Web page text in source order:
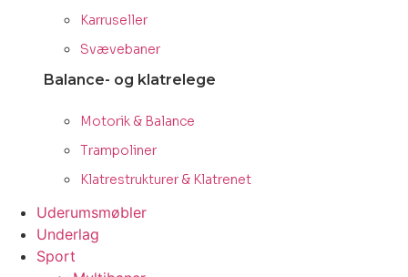
Karruseller
Svævebaner
Balance- og klatrelege
Motorik & Balance
Trampoliner
Klatrestrukturer & Klatrenet
Uderumsmøbler
Underlag
Sport